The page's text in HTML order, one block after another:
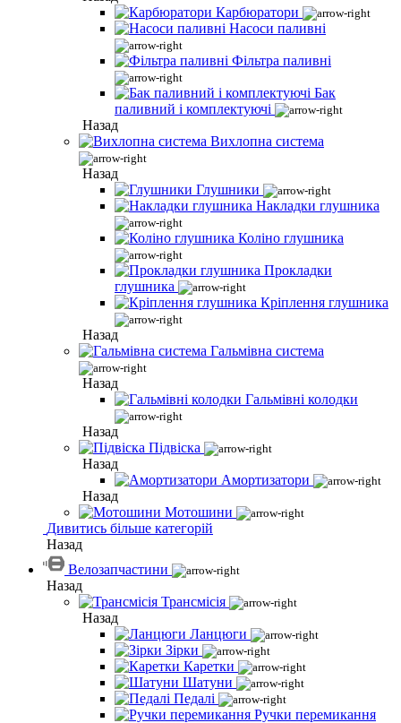
Карбюратори
Насоси паливні
Фільтра паливні
Бак
паливний і комплектуючі
Назад
Вихлопна система
Назад
Глушники
Накладки глушника
Коліно глушника
Прокладки
глушника
Кріплення глушника
Назад
Гальмівна система
Назад
Гальмівні колодки
Назад
Підвіска
Назад
Амортизатори
Назад
Мотошини
Дивитись більше категорій
Назад
Велозапчастини
Назад
Трансмісія
Назад
Ланцюги
Зірки
Каретки
Шатуни
Педалі
Ручки перемикання